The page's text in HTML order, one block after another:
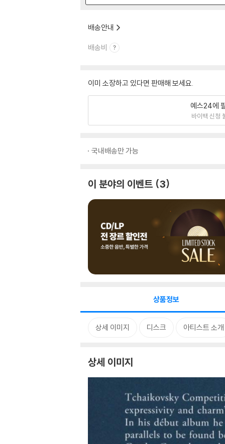
배송안내
배송비
이미 소장하고 있다면 판매해 보세요.
예스24에
바이백 신청
국내배송만 가능
이 분야의 이벤트 3
상품정보
상세 이미지 디스크 아티스트 소개
상세 이미지